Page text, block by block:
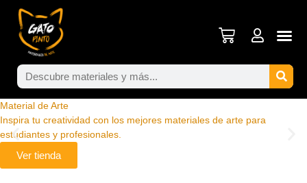
Material de Arte
Inspira tu creatividad con los mejores materiales de arte para
estudiantes y profesionales.
Ver tienda